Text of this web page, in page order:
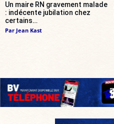
Un maire RN gravement malade
: indécente jubilation chez
certains…
Par Jean Kast